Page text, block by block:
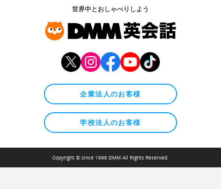
世界中とおしゃべりしよう
企業法人のお客様
学校法人のお客様
Copyright © since 1998 DMM All Rights Reserved.